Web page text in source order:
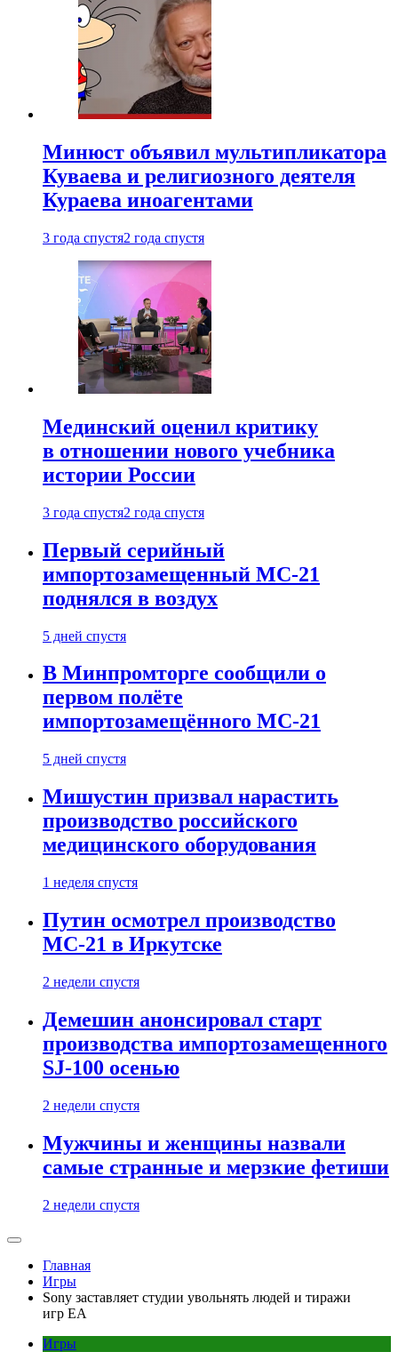
Минюст объявил мультипликатора
Куваева и религиозного деятеля
Кураева иноагентами
3 года спустя2 года спустя
Мединский оценил критику
в отношении нового учебника
истории России
3 года спустя2 года спустя
Первый серийный
импортозамещенный МС-21
поднялся в воздух
5 дней спустя
В Минпромторге сообщили о
первом полёте
импортозамещённого МС-21
5 дней спустя
Мишустин призвал нарастить
производство российского
медицинского оборудования
1 неделя спустя
Путин осмотрел производство
МС-21 в Иркутске
2 недели спустя
Демешин анонсировал старт
производства импортозамещенного
SJ-100 осенью
2 недели спустя
Мужчины и женщины назвали
самые странные и мерзкие фетиши
2 недели спустя
Главная
Игры
Sony заставляет студии увольнять людей и тиражи
игр ЕА
Игры